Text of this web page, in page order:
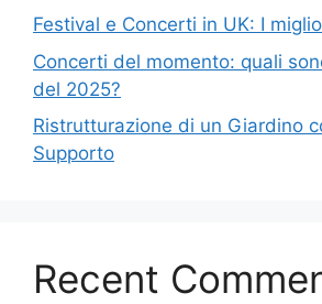
Festival e Concerti in UK: I
Concerti del momento: quali
del 2025?
Ristrutturazione di un Giardino
Supporto
Recent